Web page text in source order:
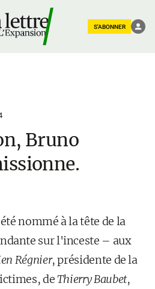
S'ABONNER
Bruno
nommé à la tête de la
sur l'inceste – aux
Régnier, présidente de la
deThierry Baubet,